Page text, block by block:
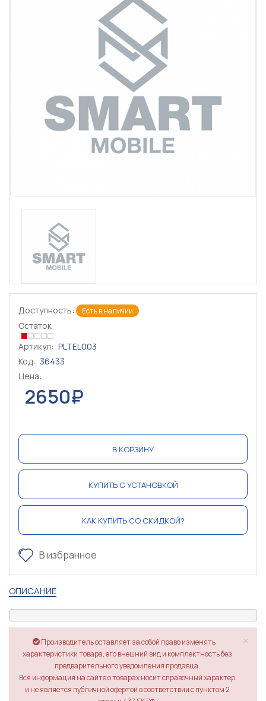
Доступность: Есть в наличии
Остаток
Артикул: PLTEL003
Код: 36433
Цена:
2650₽
В КОРЗИНУ
КУПИТЬ С УСТАНОВКОЙ
КАК КУПИТЬ СО СКИДКОЙ?
В избранное
ОПИСАНИЕ
×
Производитель оставляет за собой право изменять
характеристики товара, его внешний вид и комплектность без
предварительного уведомления продавца.
Вся информация на сайте о товарах носит справочный характер
и не является публичной офертой в соответствии с пунктом 2